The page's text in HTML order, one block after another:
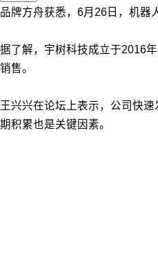
品牌方舟获悉，6月26日，机器
据了解，宇树科技成立于2016
销售。
王兴兴在论坛上表示，公司快
期积累也是关键因素。